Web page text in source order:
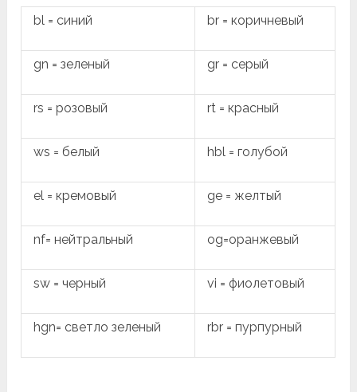
bl = синий br = коричневый
gn = зеленый gr = серый
rs = розовый rt = красный
ws = белый hbl = голубой
el = кремовый ge = желтый
nf= нейтральный og=оранжевый
sw = черный vi = фиолетовый
hgn= светло зеленый rbr = пурпурный